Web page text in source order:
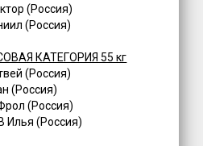
(Россия)
(Россия)
КАТЕГОРИЯ 55 кг
(Россия)
(Россия)
(Россия)
Илья (Россия)